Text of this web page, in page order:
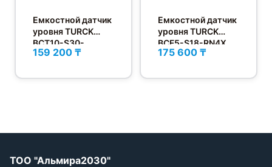
Емкостной датчик
уровня TURCK
BCT10-S30-
UN6X2T-H1151
159 200 ₸
Емкостной датчик
уровня TURCK
BCF5-S18-RN4X
175 600 ₸
ТОО "Альмира2030"